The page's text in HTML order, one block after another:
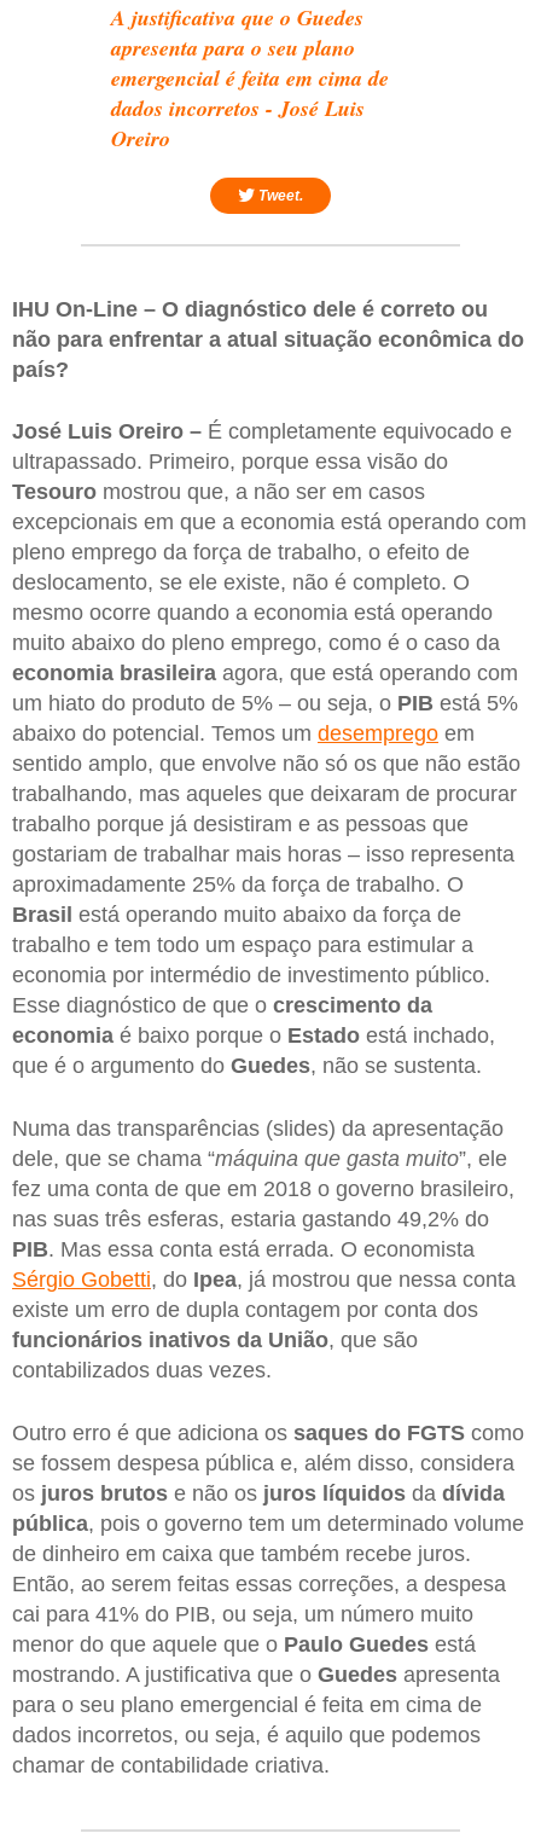
A justificativa que o Guedes
apresenta para o seu plano
emergencial é feita em cima de
dados incorretos - José Luis
Oreiro
Tweet.
IHU On-Line – O diagnóstico dele é correto ou
não para enfrentar a atual situação econômica do
país?
José Luis Oreiro – É completamente equivocado e
ultrapassado. Primeiro, porque essa visão do
Tesouro mostrou que, a não ser em casos
excepcionais em que a economia está operando com
pleno emprego da força de trabalho, o efeito de
deslocamento, se ele existe, não é completo. O
mesmo ocorre quando a economia está operando
muito abaixo do pleno emprego, como é o caso da
economia brasileira agora, que está operando com
um hiato do produto de 5% – ou seja, o PIB está 5%
abaixo do potencial. Temos um desemprego em
sentido amplo, que envolve não só os que não estão
trabalhando, mas aqueles que deixaram de procurar
trabalho porque já desistiram e as pessoas que
gostariam de trabalhar mais horas – isso representa
aproximadamente 25% da força de trabalho. O
Brasil está operando muito abaixo da força de
trabalho e tem todo um espaço para estimular a
economia por intermédio de investimento público.
Esse diagnóstico de que o crescimento da
economia é baixo porque o Estado está inchado,
que é o argumento do Guedes, não se sustenta.
Numa das transparências (slides) da apresentação
dele, que se chama “máquina que gasta muito”, ele
fez uma conta de que em 2018 o governo brasileiro,
nas suas três esferas, estaria gastando 49,2% do
PIB. Mas essa conta está errada. O economista
Sérgio Gobetti, do Ipea, já mostrou que nessa conta
existe um erro de dupla contagem por conta dos
funcionários inativos da União, que são
contabilizados duas vezes.
Outro erro é que adiciona os saques do FGTS como
se fossem despesa pública e, além disso, considera
os juros brutos e não os juros líquidos da dívida
pública, pois o governo tem um determinado volume
de dinheiro em caixa que também recebe juros.
Então, ao serem feitas essas correções, a despesa
cai para 41% do PIB, ou seja, um número muito
menor do que aquele que o Paulo Guedes está
mostrando. A justificativa que o Guedes apresenta
para o seu plano emergencial é feita em cima de
dados incorretos, ou seja, é aquilo que podemos
chamar de contabilidade criativa.